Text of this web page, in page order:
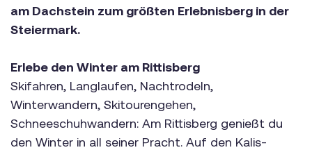
am Dachstein zum größten Erlebnisberg in der
Steiermark.
Erlebe den Winter am Rittisberg
Skifahren, Langlaufen, Nachtrodeln,
Winterwandern, Skitourengehen,
Schneeschuhwandern: Am Rittisberg genießt du
den Winter in all seiner Pracht. Auf den Kalis-